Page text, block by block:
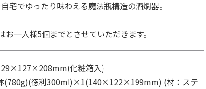
宅でゆったり味わえる魔法瓶構造の酒燗器。
一人様5個までとさせていただきます。
化粧箱入)
(780g)(徳利300ml)×1(140×122×199mm) (材：ステ